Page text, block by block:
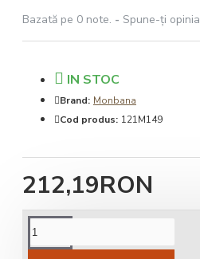
Bazată pe 0 note. - Spune-ţi opinia
212,19RON
IN STOC
Brand: Monbana
Cod produs: 121M149